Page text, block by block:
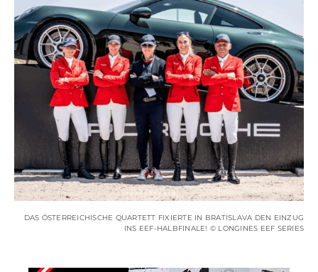
DAS ÖSTERREICHISCHE QUARTETT FIXIERTE IN BRATISLAVA DEN EINZUG
INS EEF-HALBFINALE! © LONGINES EEF SERIES